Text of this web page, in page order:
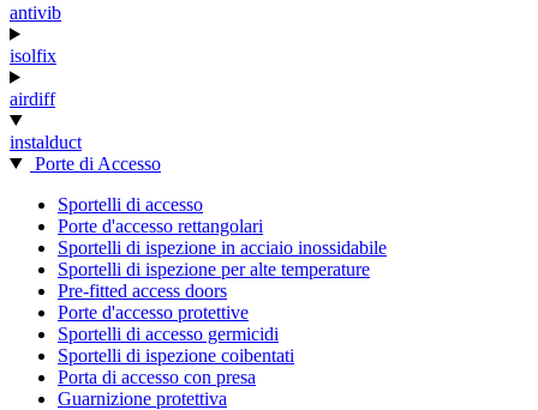
antivib
isolfix
airdiff
instalduct
Porte di Accesso
Sportelli di accesso
Porte d'accesso rettangolari
Sportelli di ispezione in acciaio inossidabile
Sportelli di ispezione per alte temperature
Pre-fitted access doors
Porte d'accesso protettive
Sportelli di accesso germicidi
Sportelli di ispezione coibentati
Porta di accesso con presa
Guarnizione protettiva